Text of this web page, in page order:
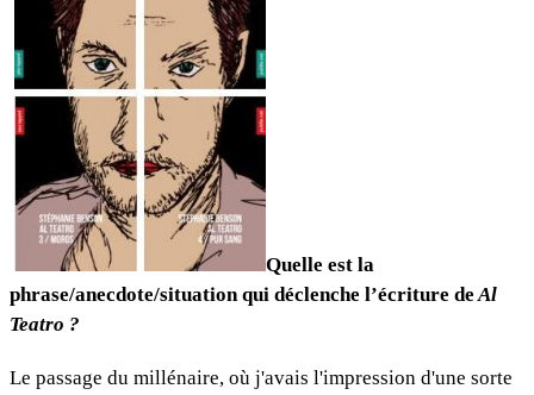
Quelle est la
phrase/anecdote/situation qui déclenche l’écriture deAl
Teatro ?
Le passage du millénaire, où j'avais l'impression d'une sorte